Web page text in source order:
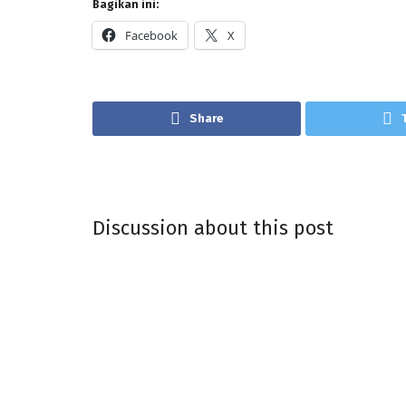
Bagikan ini:
Facebook X
Share
Discussion about this post